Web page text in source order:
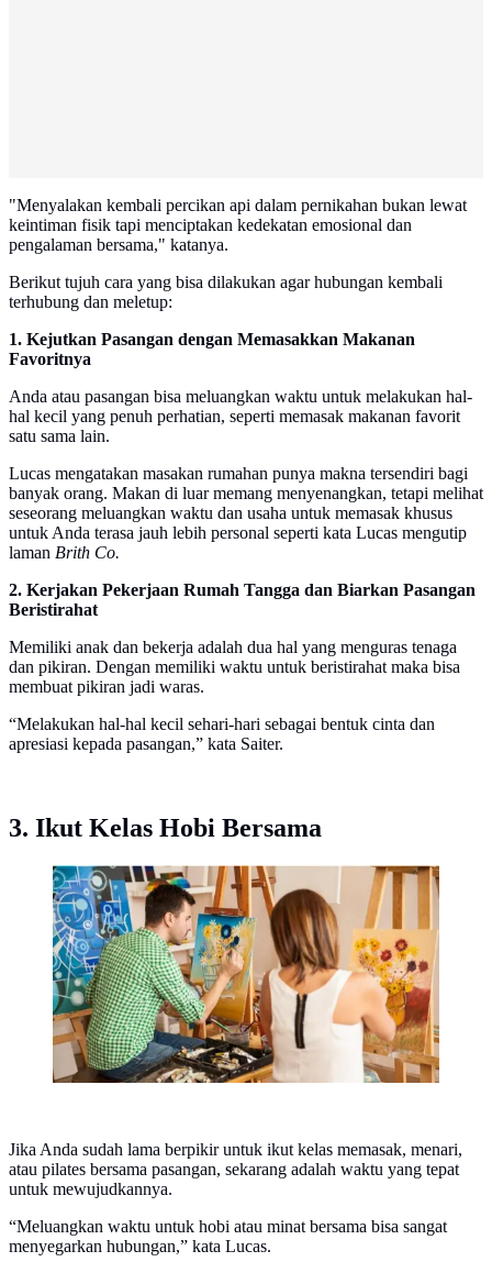
"Menyalakan kembali percikan api dalam pernikahan bukan lewat
keintiman fisik tapi menciptakan kedekatan emosional dan
pengalaman bersama," katanya.
Berikut tujuh cara yang bisa dilakukan agar hubungan kembali
terhubung dan meletup:
1. Kejutkan Pasangan dengan Memasakkan Makanan
Favoritnya
Anda atau pasangan bisa meluangkan waktu untuk melakukan hal-
hal kecil yang penuh perhatian, seperti memasak makanan favorit
satu sama lain.
Lucas mengatakan masakan rumahan punya makna tersendiri bagi
banyak orang. Makan di luar memang menyenangkan, tetapi melihat
seseorang meluangkan waktu dan usaha untuk memasak khusus
untuk Anda terasa jauh lebih personal seperti kata Lucas mengutip
laman Brith Co.
2. Kerjakan Pekerjaan Rumah Tangga dan Biarkan Pasangan
Beristirahat
Memiliki anak dan bekerja adalah dua hal yang menguras tenaga
dan pikiran. Dengan memiliki waktu untuk beristirahat maka bisa
membuat pikiran jadi waras.
“Melakukan hal-hal kecil sehari-hari sebagai bentuk cinta dan
apresiasi kepada pasangan,” kata Saiter.
3. Ikut Kelas Hobi Bersama
Menghargai momen kencan bersama pasangan (Foto:
Freepik.com)
Jika Anda sudah lama berpikir untuk ikut kelas memasak, menari,
atau pilates bersama pasangan, sekarang adalah waktu yang tepat
untuk mewujudkannya.
“Meluangkan waktu untuk hobi atau minat bersama bisa sangat
menyegarkan hubungan,” kata Lucas.